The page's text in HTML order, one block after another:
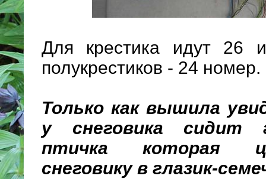
Для крестика идут 26
полукрестиков - 24 номер.
Только как вышила
у снеговика сидит
птичка которая
снеговику в глазик-